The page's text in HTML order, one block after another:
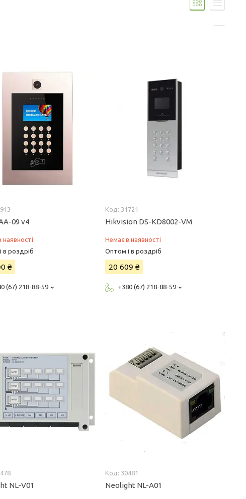
09 v4
наявності
в роздріб
₴
(67) 218-88-59
31721
Hikvision DS-KD8002-VM
Немає в наявності
Оптом і в роздріб
20 609 ₴
+380 (67) 218-88-59
NL-V01
30481
Neolight NL-A01